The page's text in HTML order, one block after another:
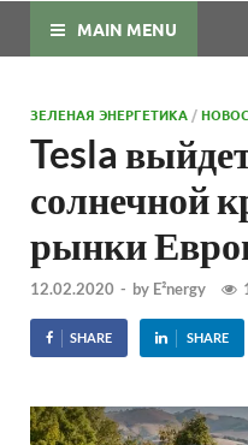
MAIN MENU
ЗЕЛЕНАЯ ЭНЕРГЕТИКА /
Tesla
солнечной
рынки
12.02.2020 - by E²nergy
SHARE SHARE